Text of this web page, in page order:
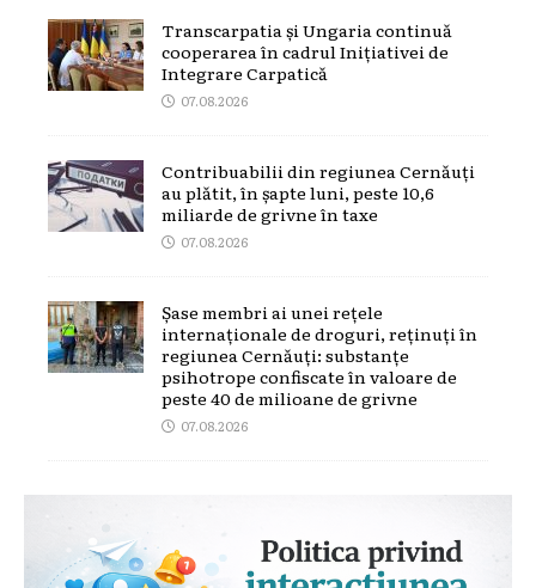
Transcarpatia și Ungaria continuă
cooperarea în cadrul Inițiativei de
Integrare Carpatică
07.08.2026
Contribuabilii din regiunea Cernăuți
au plătit, în șapte luni, peste 10,6
miliarde de grivne în taxe
07.08.2026
Șase membri ai unei rețele
internaționale de droguri, reținuți în
regiunea Cernăuți: substanțe
psihotrope confiscate în valoare de
peste 40 de milioane de grivne
07.08.2026